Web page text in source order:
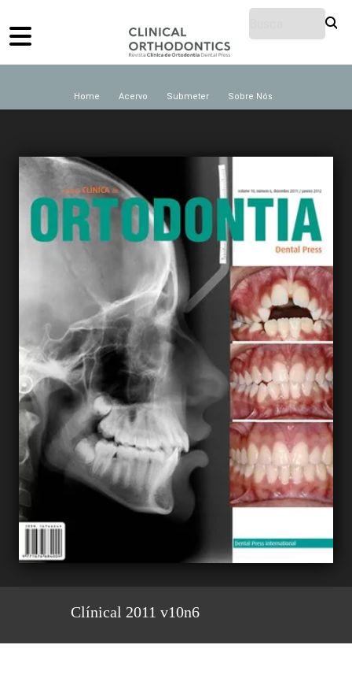
Home Acervo Submeter Sobre Nós
Clínical 2011 v10n6